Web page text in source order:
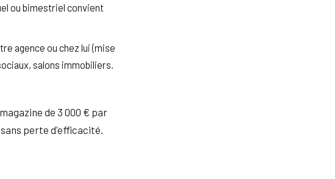
ou bimestriel convient
agence ou chez lui (mise
salons immobiliers.
de 3 000 € par
perte d'efficacité.